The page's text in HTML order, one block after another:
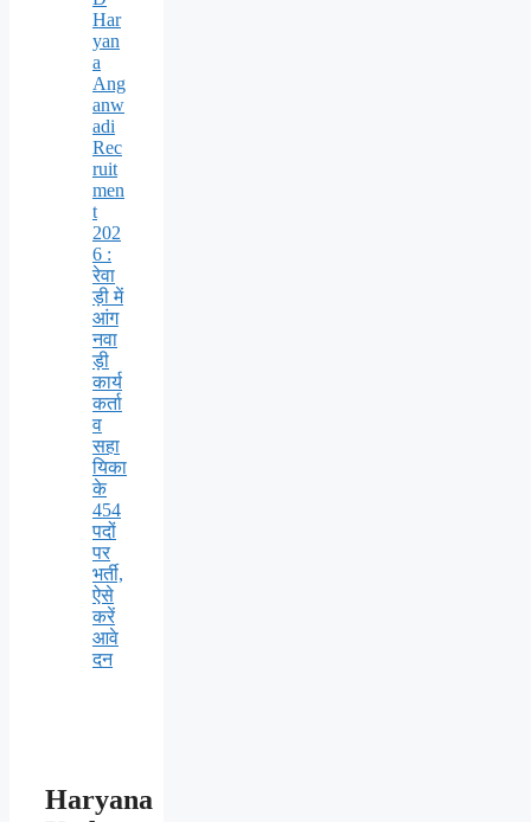
Har
yan
a
Ang
anw
adi
Rec
ruit
men
t
202
6 :
रेवा
ड़ी में
आंग
नवा
ड़ी
कार्य
कर्ता
व
सहा
यिका
के
454
पदों
पर
भर्ती,
ऐसे
करें
आवे
दन
Haryana